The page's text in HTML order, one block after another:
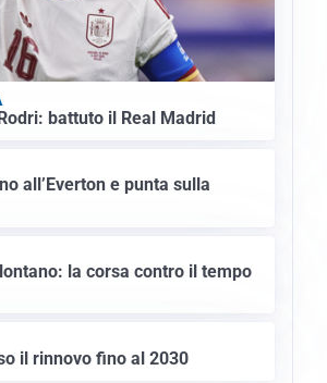
battuto il Real Madrid
all’Everton e punta sulla
la corsa contro il tempo
il rinnovo fino al 2030